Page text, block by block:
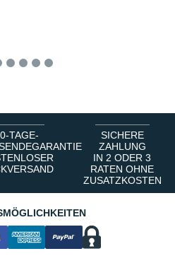
TAGE-
SICHERE
ZAHLUNG
IN 2 ODER 3
RATEN OHNE
ZUSATZKOSTEN